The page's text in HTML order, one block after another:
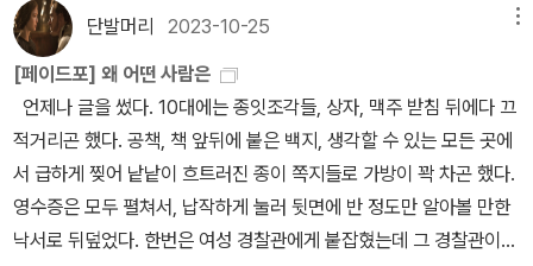
었고 또 새로운 것들을 발견하는 시간이기도 했다. 쌤은 먼저 책을 잘
읽기 위해서는 자신을 잘 아는 것이 중요하다고 말씀하시면서 강의를
시작했다. 자신의 절실한 욕구를 알 때 책을 더 잘 읽게 되는데(절실
할 때 흡수가 더 잘 됨/함유율과 흡수율은 다르다/누구에게나 좋은 책
이 나에게도 좋은 책일까?), 예컨대 전업 작가가 되고 싶은 사람이라
면 지금 당장 조지 오웰의 <왜 쓰는가>를 읽어야 한다고. 글쓰기는
“상처나 고통이 자원이 되는” 유일한 분야이기도 하며, 비교적 공정
하기도 하다(사회적 합의가 쉬움/좋은 글은 누구나 대개 인정). 그러
단발머리 2023-10-25
[페이드포] 왜 어떤 사람은
적거리곤 했다. 공책, 책 앞뒤에 붙은 백지, 생각할 수 있는 모든 곳에
서 급하게 찢어 낱낱이 흐트러진 종이 쪽지들로 가방이 꽉 차곤 했다.
영수증은 모두 펼쳐서, 납작하게 눌러 뒷면에 반 정도만 알아볼 만한
낙서로 뒤덮었다. 한번은 여성 경찰관에게 붙잡혔는데 그 경찰관이